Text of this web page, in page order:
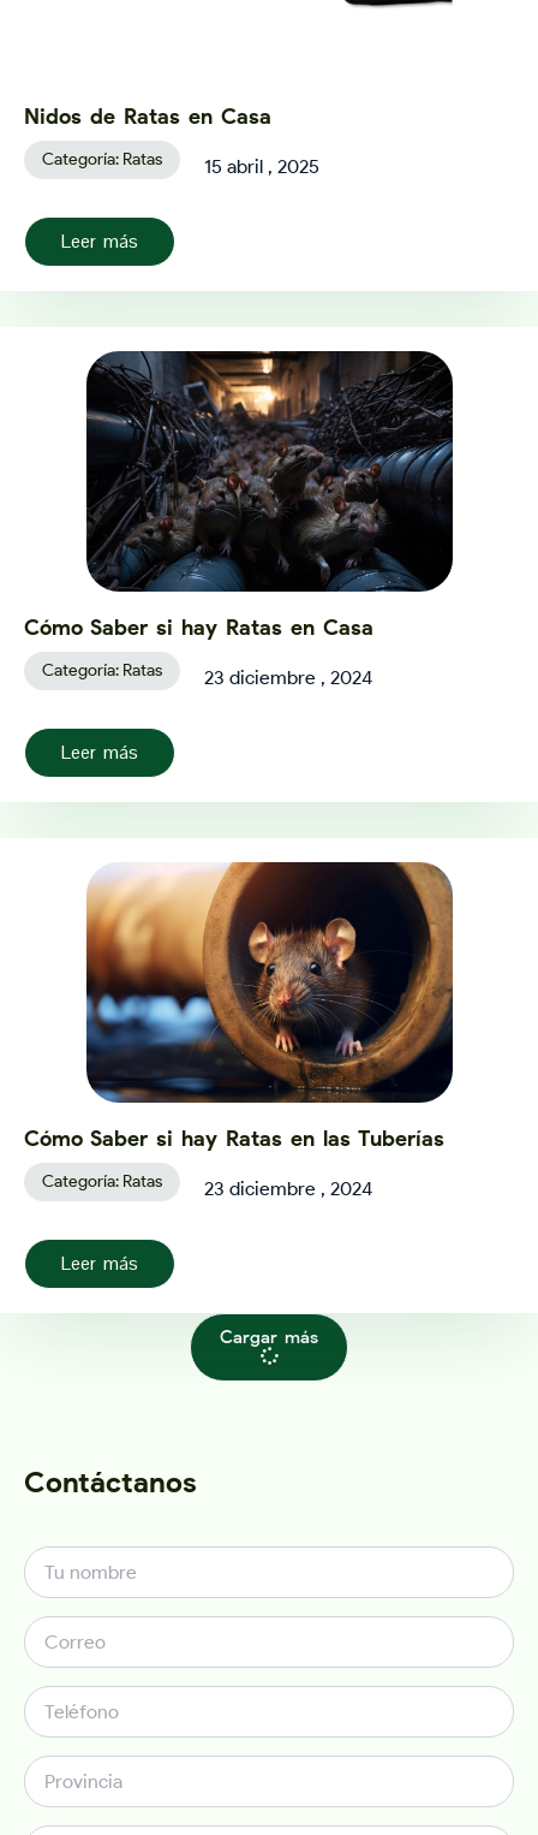
Nidos de Ratas en Casa
Categoría: Ratas 15 abril , 2025
Leer más
Cómo Saber si hay Ratas en Casa
Categoría: Ratas 23 diciembre , 2024
Leer más
Cómo Saber si hay Ratas en las Tuberías​
Categoría: Ratas 23 diciembre , 2024
Leer más
Cargar más
Contáctanos